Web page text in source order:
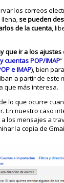
los correos
llena,se pueden
de la cuenta,
que ir a los ajustes
cuentas POP/IMAP
e IMAP), bien
a partir de este
que más interesa.
lo que ocurre
En nuestro caso
los mensajes a
la copia de